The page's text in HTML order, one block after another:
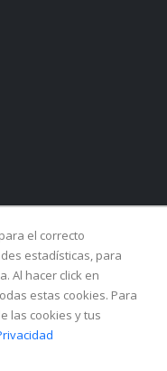
el correcto
estadísticas, para
Al hacer click en
estas cookies. Para
las cookies y tus